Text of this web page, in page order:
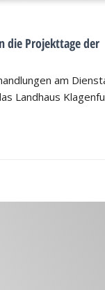
die Projekttage der
am
Landhaus